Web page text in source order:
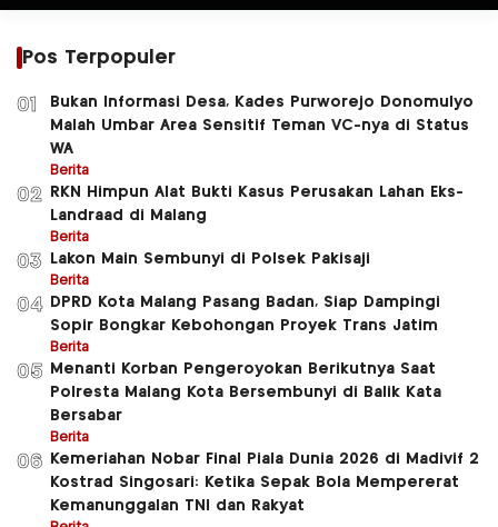
Pos Terpopuler
01
Bukan Informasi Desa, Kades Purworejo Donomulyo
Malah Umbar Area Sensitif Teman VC-nya di Status
WA
Berita
02
RKN Himpun Alat Bukti Kasus Perusakan Lahan Eks-
Landraad di Malang
Berita
03 Lakon Main Sembunyi di Polsek Pakisaji
Berita
04
DPRD Kota Malang Pasang Badan, Siap Dampingi
Sopir Bongkar Kebohongan Proyek Trans Jatim
Berita
05
Menanti Korban Pengeroyokan Berikutnya Saat
Polresta Malang Kota Bersembunyi di Balik Kata
Bersabar
Berita
06
Kemeriahan Nobar Final Piala Dunia 2026 di Madivif 2
Kostrad Singosari: Ketika Sepak Bola Mempererat
Kemanunggalan TNI dan Rakyat